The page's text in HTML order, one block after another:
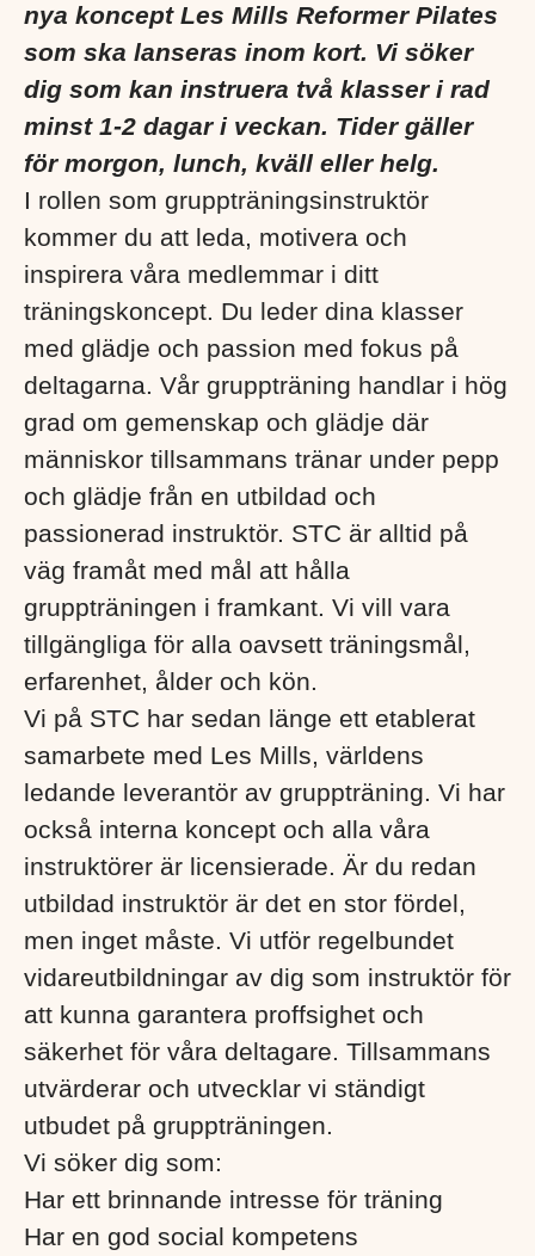
nya koncept Les Mills Reformer Pilates
som ska lanseras inom kort. Vi söker
dig som kan instruera två klasser i rad
minst 1-2 dagar i veckan. Tider gäller
för morgon, lunch, kväll eller helg.
I rollen som gruppträningsinstruktör
kommer du att leda, motivera och
inspirera våra medlemmar i ditt
träningskoncept. Du leder dina klasser
med glädje och passion med fokus på
deltagarna. Vår gruppträning handlar i hög
grad om gemenskap och glädje där
människor tillsammans tränar under pepp
och glädje från en utbildad och
passionerad instruktör. STC är alltid på
väg framåt med mål att hålla
gruppträningen i framkant. Vi vill vara
tillgängliga för alla oavsett träningsmål,
erfarenhet, ålder och kön.
Vi på STC har sedan länge ett etablerat
samarbete med Les Mills, världens
ledande leverantör av gruppträning. Vi har
också interna koncept och alla våra
instruktörer är licensierade. Är du redan
utbildad instruktör är det en stor fördel,
men inget måste. Vi utför regelbundet
vidareutbildningar av dig som instruktör för
att kunna garantera proffsighet och
säkerhet för våra deltagare. Tillsammans
utvärderar och utvecklar vi ständigt
utbudet på gruppträningen.
Vi söker dig som:
Har ett brinnande intresse för träning
Har en god social kompetens